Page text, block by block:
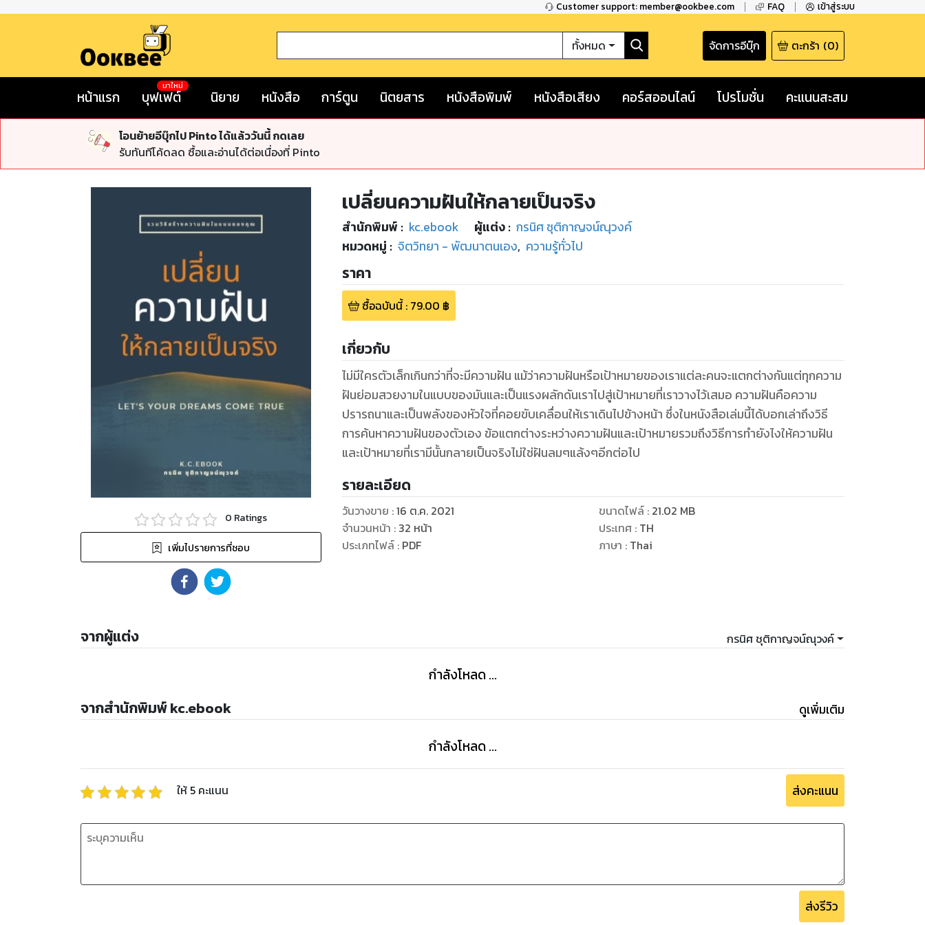
Customer support: member@ookbee.com FAQ เข้าสู่ระบบ
ทั้งหมด จัดการอีบุ๊ก ตะกร้า (0)
หน้าแรก บุฟเฟต์
มาใหม่
นิยาย หนังสือ การ์ตูน นิตยสาร หนังสือพิมพ์ หนังสือเสียง คอร์สออนไลน์ โปรโมชั่น คะแนนสะสม
โอนย้ายอีบุ๊กไป Pinto ได้แล้ววันนี้ กดเลย
รับทันทีโค้ดลด ซื้อและอ่านได้ต่อเนื่องที่ Pinto
0 Ratings
เพิ่มไปรายการที่ชอบ
เปลี่ยนความฝันให้กลายเป็นจริง
สำนักพิมพ์ : kc.ebook ผู้แต่ง : กรนิศ ชุติกาญจน์ณุวงค์
หมวดหมู่ : จิตวิทยา - พัฒนาตนเอง, ความรู้ทั่วไป
ราคา
ซื้อฉบับนี้: 79.00 ฿
เกี่ยวกับ
ไม่มีใครตัวเล็กเกินกว่าที่จะมีความฝัน แม้ว่าความฝันหรือเป้าหมายของเราแต่ละคนจะแตกต่างกันแต่ทุกความ
ฝันย่อมสวยงามในแบบของมันและเป็นแรงผลักดันเราไปสู่เป้าหมายที่เราวางไว้เสมอ ความฝันคือความ
ปรารถนาและเป็นพลังของหัวใจที่คอยขับเคลื่อนให้เราเดินไปข้างหน้า ซึ่งในหนังสือเล่มนี้ได้บอกเล่าถึงวิธี
การค้นหาความฝันของตัวเอง ข้อแตกต่างระหว่างความฝันและเป้าหมายรวมถึงวิธีการทำยังไงให้ความฝัน
และเป้าหมายที่เรามีนั้นกลายเป็นจริงไม่ใช่ฝันลมๆแล้งๆอีกต่อไป
รายละเอียด
วันวางขาย :16 ต.ค. 2021
จำนวนหน้า : 32 หน้า
ประเภทไฟล์: PDF
ขนาดไฟล์: 21.02 MB
ประเทศ : TH
ภาษา : Thai
จากผู้แต่ง กรนิศ ชุติกาญจน์ณุวงค์
กำลังโหลด ...
จากสำนักพิมพ์ kc.ebook ดูเพิ่มเติม
กำลังโหลด ...
ให้ 5 คะแนน ส่งคะแนน
ส่งรีวิว